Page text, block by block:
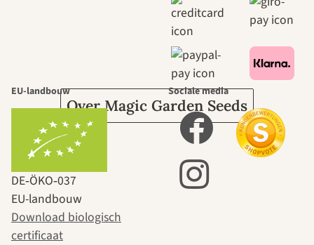
leidt door de
tuin.
Over Magic Garden Seeds
EU-landbouw
DE‑ÖKO‑037
EU-landbouw
Download biologisch
certificaat
Sociale media